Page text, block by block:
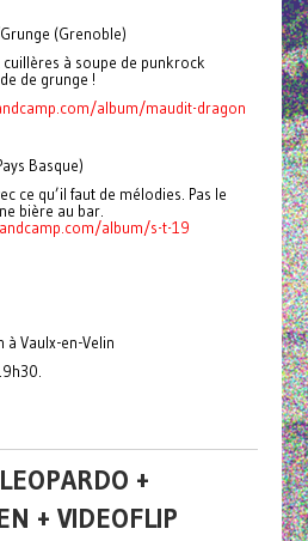
(Grenoble)
à soupe de punkrock
de grunge !
album/maudit-dragon
Basque)
ce qu’il faut de mélodies. Pas le
bière au bar.
album/s-t-19
à Vaulx-en-Velin
+
+ VIDEOFLIP